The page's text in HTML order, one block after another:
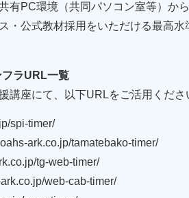
有PC環境（共同パソコン室等）か
・公式教材採用をいただける最高
ラURL一覧
講座にて、以下URLをご活用くださ
spi-timer/
ark.co.jp/tamatebako-timer/
tg-web-timer/
web-cab-timer/